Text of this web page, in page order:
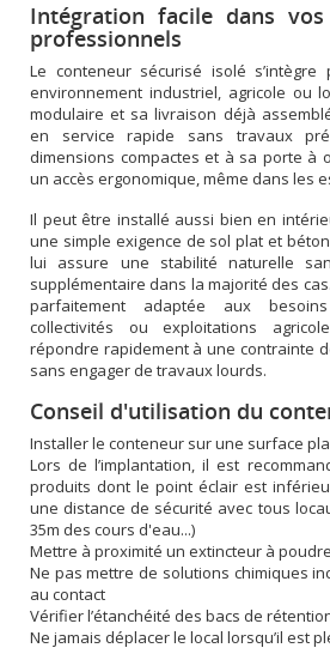
Intégration facile dans vos
professionnels
Le conteneur sécurisé isolé
environnement industriel, agricole ou
modulaire et sa livraison déjà
en service rapide sans travaux
dimensions compactes et à sa porte à
un accès ergonomique, même dans les
Il peut être installé aussi bien en
une simple exigence de sol plat et
lui assure une stabilité naturelle
supplémentaire dans la majorité des
parfaitement adaptée aux
collectivités ou exploitations
répondre rapidement à une contrainte
sans engager de travaux lourds.
Conseil d'utilisation du
Installer le conteneur sur une surface
Lors de l’implantation, il est
produits dont le point éclair est
une distance de sécurité avec tous
35m des cours d'eau...)
Mettre à proximité un extincteur à poudre
Ne pas mettre de solutions chimiques
au contact
Vérifier l’étanchéité des bacs de
Ne jamais déplacer le local lorsqu’il est